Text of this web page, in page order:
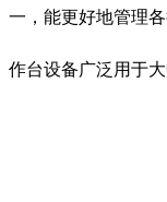
一，能更好地管理
作台设备广泛用于大